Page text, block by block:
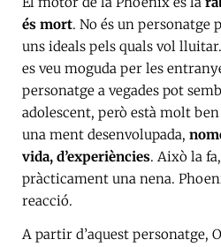
és mort. No és un personatge
uns ideals pels quals vol
es veu moguda per les
personatge a vegades pot
adolescent, però està molt
una ment desenvolupada,
vida, d’experiències. Això la
pràcticament una nena.
reacció.
A partir d’aquest personatge,